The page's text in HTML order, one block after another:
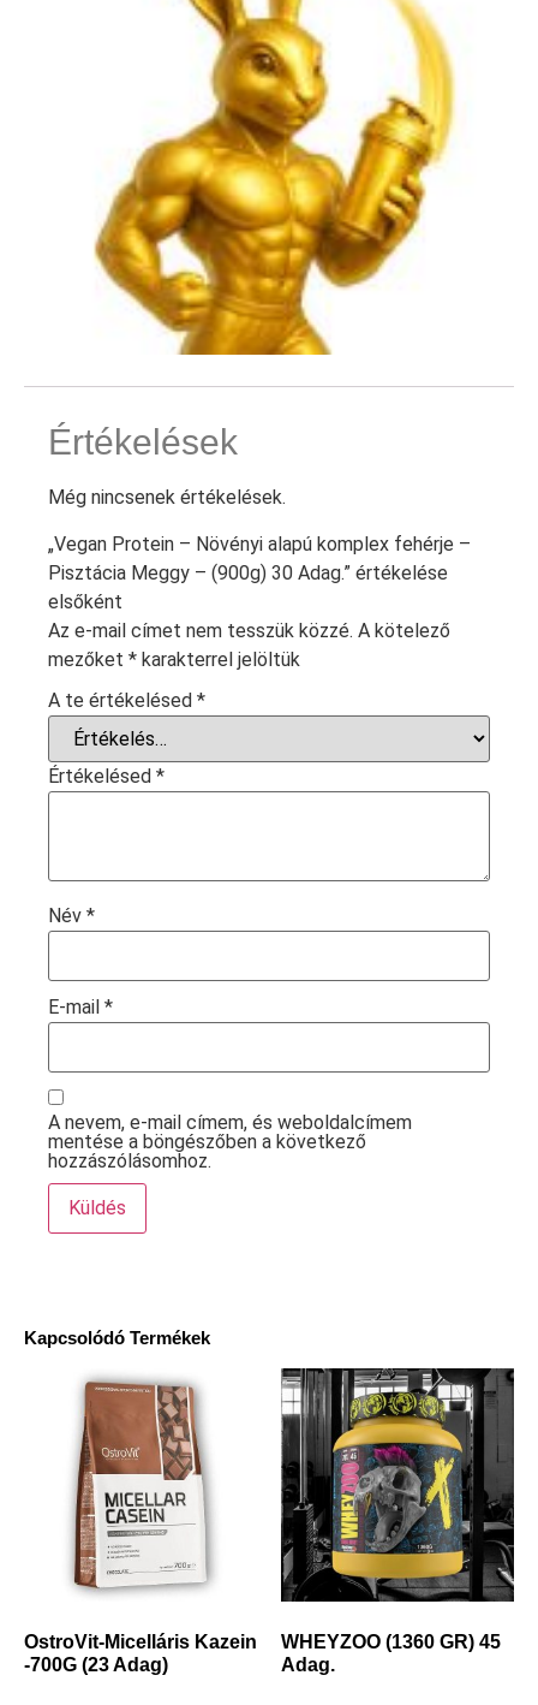
Kapcsolódó Termékek
OstroVit-Micelláris Kazein
-700G (23 Adag)
WHEYZOO (1360 GR) 45
Adag.
Értékelések
Még nincsenek értékelések.
„Vegan Protein – Növényi alapú komplex fehérje –
Pisztácia Meggy – (900g) 30 Adag.” értékelése
elsőként
Az e-mail címet nem tesszük közzé. A kötelező
mezőket * karakterrel jelöltük
A te értékelésed *
Értékelésed *
Név *
E-mail *
A nevem, e-mail címem, és weboldalcímem
mentése a böngészőben a következő
hozzászólásomhoz.